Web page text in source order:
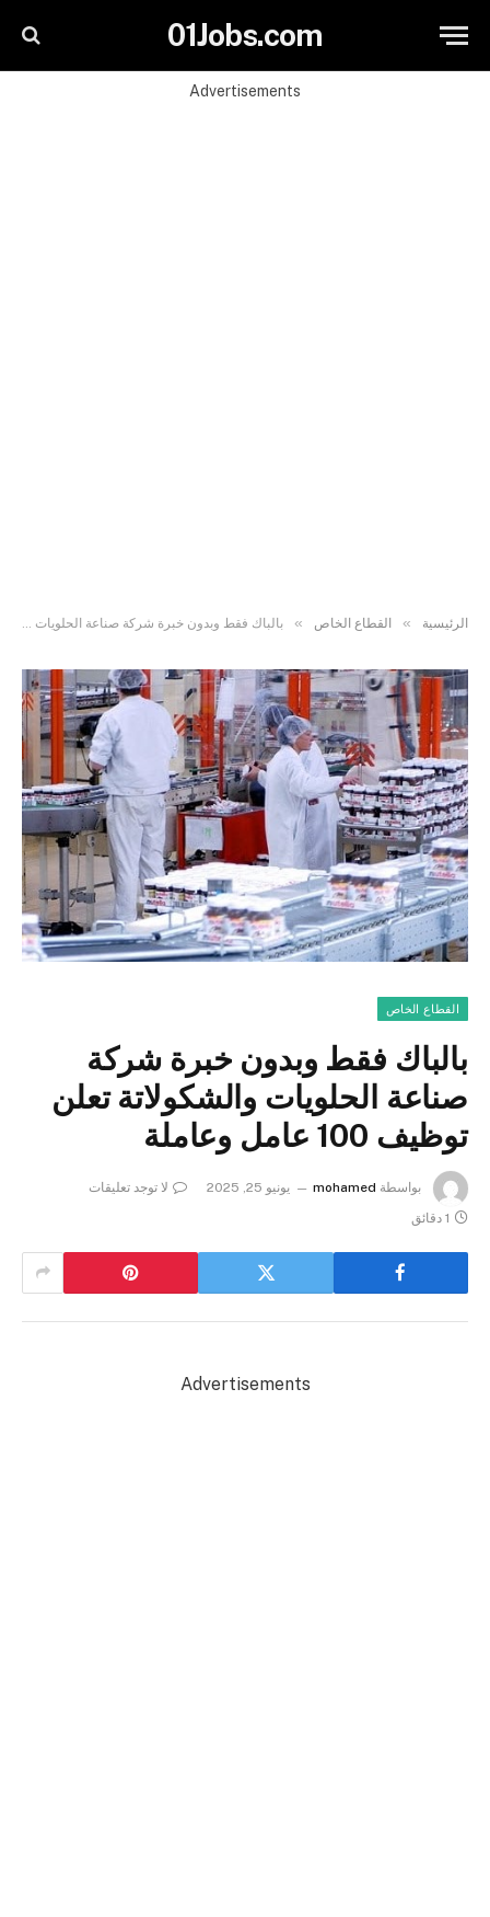
01Jobs.com
Advertisements
الرئيسية » القطاع الخاص » بالباك فقط وبدون خبرة شركة صناعة الحلويات والشكولاتة تعلن توظيف 100 عامل وعاملة
القطاع الخاص
بالباك فقط وبدون خبرة شركة
صناعة الحلويات والشكولاتة تعلن
توظيف 100 عامل وعاملة
بواسطة mohamed يونيو 25, 2025
لا توجد تعليقات
1 دقائق
Advertisements